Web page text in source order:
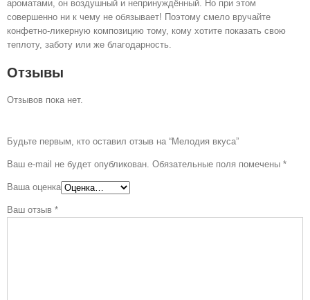
ароматами, он воздушный и непринуждённый. Но при этом
совершенно ни к чему не обязывает! Поэтому смело вручайте
конфетно-ликерную композицию тому, кому хотите показать свою
теплоту, заботу или же благодарность.
Отзывы
Отзывов пока нет.
Будьте первым, кто оставил отзыв на “Мелодия вкуса”
Ваш e-mail не будет опубликован. Обязательные поля помечены *
Ваша оценка
Ваш отзыв *